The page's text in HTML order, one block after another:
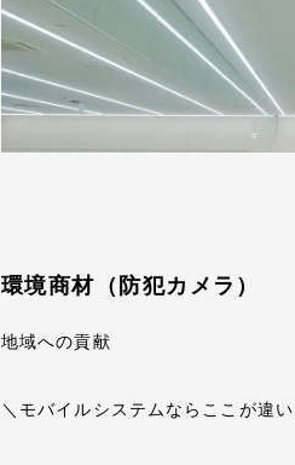
環境商材（防犯カメラ）
地域への貢献
＼モバイルシステムならここが違